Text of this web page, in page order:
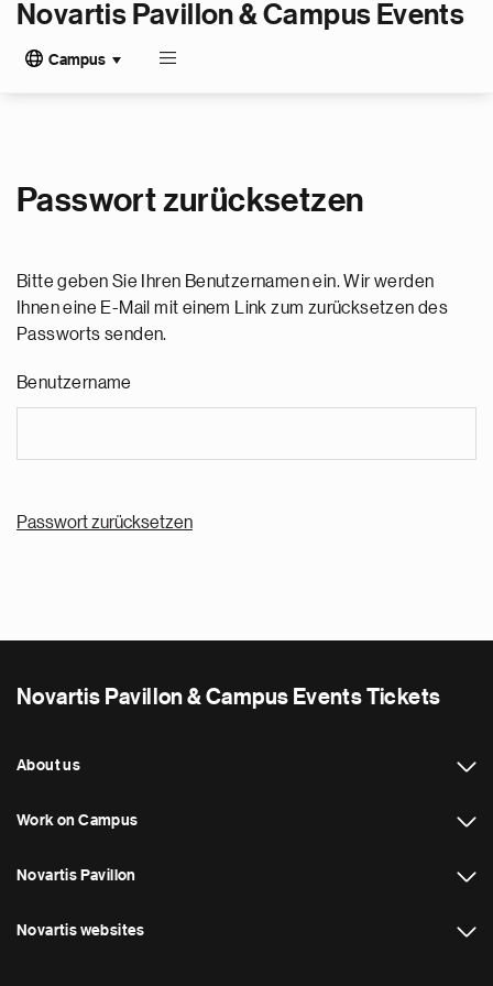
Novartis Pavillon & Campus Events
Campus
Passwort zurücksetzen
Bitte geben Sie Ihren Benutzernamen ein. Wir werden
Ihnen eine E-Mail mit einem Link zum zurücksetzen des
Passworts senden.
Benutzername
Novartis Pavillon & Campus Events Tickets
About us
Work on Campus
Novartis Pavillon
Novartis websites